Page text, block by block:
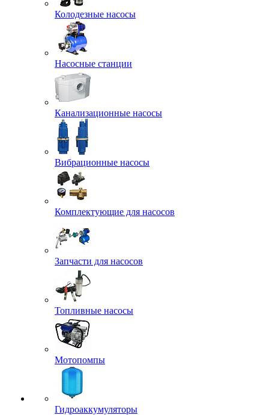
Колодезные насосы
Насосные станции
Канализационные насосы
Вибрационные насосы
Комплектующие для насосов
Запчасти для насосов
Топливные насосы
Мотопомпы
Гидроаккумуляторы